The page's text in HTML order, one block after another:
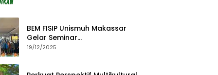
BEM FISIP Unismuh Makassar
Gelar Seminar
Keperempuanan, Bahas
19/12/2025